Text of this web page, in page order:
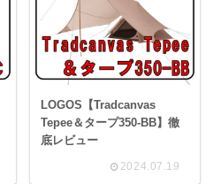
LOGOS【Tradcanvas
Tepee＆タープ350-BB】徹
底レビュー
2024.07.19